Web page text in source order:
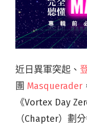
近日異軍突起、
團 Masquerader
《Vortex Day
（Chapter）劃